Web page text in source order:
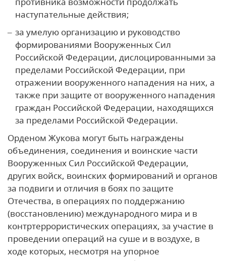
наступательные действия;
за умелую организацию и руководство
формированиями Вооруженных Сил
Российской Федерации, дислоцированными за
пределами Российской Федерации, при
отражении вооруженного нападения на них, а
также при защите от вооруженного нападения
граждан Российской Федерации, находящихся
за пределами Российской Федерации.
Орденом Жукова могут быть награждены
объединения, соединения и воинские части
Вооруженных Сил Российской Федерации,
других войск, воинских формирований и органов
за подвиги и отличия в боях по защите
Отечества, в операциях по поддержанию
(восстановлению) международного мира и в
контртеррористических операциях, за участие в
проведении операций на суше и в воздухе, в
ходе которых, несмотря на упорное